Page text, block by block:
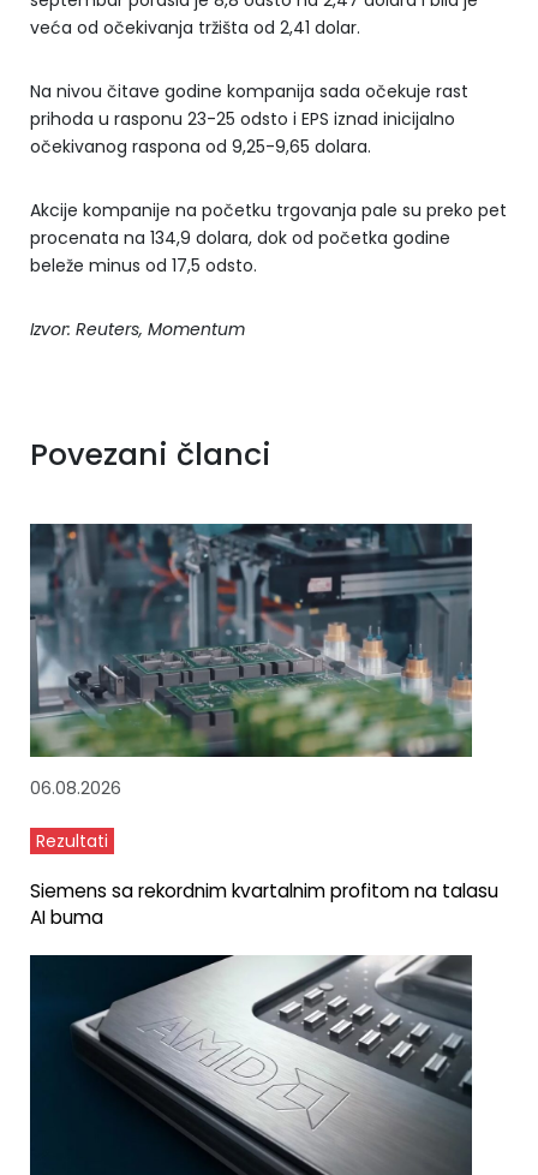
veća od očekivanja tržišta od 2,41 dolar.
Na nivou čitave godine kompanija sada očekuje rast
prihoda u rasponu 23-25 odsto i EPS iznad inicijalno
očekivanog raspona od 9,25-9,65 dolara.
Akcije kompanije na početku trgovanja pale su preko pet
procenata na 134,9 dolara, dok od početka godine
beleže minus od 17,5 odsto.
Izvor: Reuters, Momentum
Povezani članci
06.08.2026
Rezultati
Siemens sa rekordnim kvartalnim profitom na talasu
AI buma